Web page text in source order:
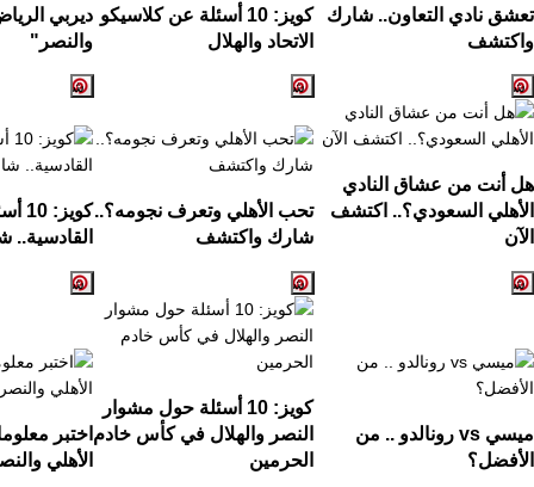
تعشق نادي التعاون.. شارك
واكتشف
كويز: 10 أسئلة عن كلاسيكو
الاتحاد والهلال
ديربي
والنصر"
هل أنت من عشاق النادي
الأهلي السعودي؟.. اكتشف
الآن
تحب الأهلي وتعرف نجومه؟..
شارك واكتشف
القادسية..
ميسي vs رونالدو .. من
الأفضل؟
كويز: 10 أسئلة حول مشوار
النصر والهلال في كأس خادم
الحرمين
اختبر
الأهلي